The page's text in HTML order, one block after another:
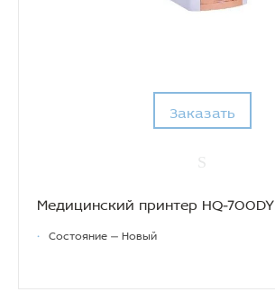
Заказать
Медицинский принтер HQ-700DY
• Состояние — Новый